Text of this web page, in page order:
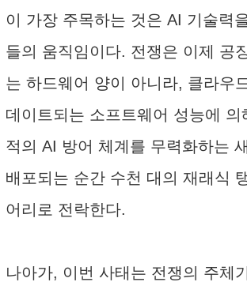
이 가장 주목하는 것은 AI 기술력
들의 움직임이다. 전쟁은 이제 공
는 하드웨어 양이 아니라, 클라우
데이트되는 소프트웨어 성능에 의
적의 AI 방어 체계를 무력화하는
배포되는 순간 수천 대의 재래식
어리로 전락한다.
나아가, 이번 사태는 전쟁의 주체